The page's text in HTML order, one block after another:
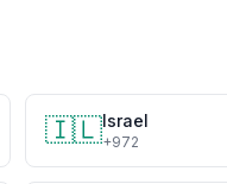
🇮🇱Israel
+972